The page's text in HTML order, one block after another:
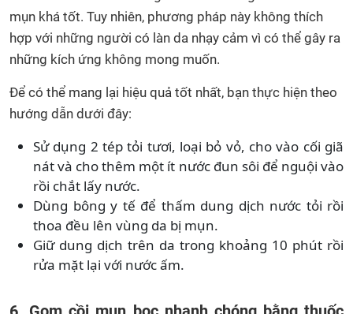
mụn khá tốt. Tuy nhiên, phương pháp này không thích
hợp với những người có làn da nhạy cảm vì có thể gây ra
những kích ứng không mong muốn.
Để có thể mang lại hiệu quả tốt nhất, bạn thực hiện theo
hướng dẫn dưới đây:
Sử dụng 2 tép tỏi tươi, loại bỏ vỏ, cho vào cối giã
nát và cho thêm một ít nước đun sôi để nguội vào
rồi chắt lấy nước.
Dùng bông y tế để thấm dung dịch nước tỏi rồi
thoa đều lên vùng da bị mụn.
Giữ dung dịch trên da trong khoảng 10 phút rồi
rửa mặt lại với nước ấm.